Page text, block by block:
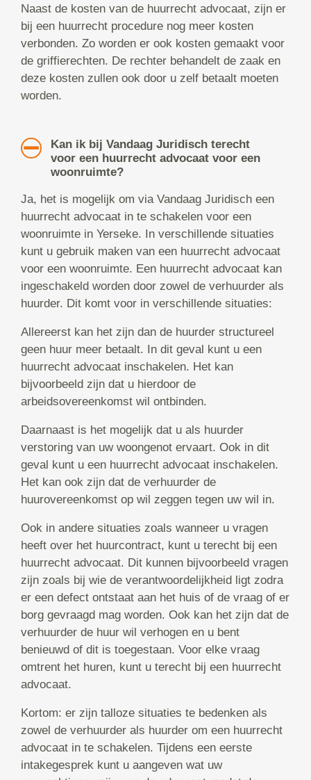
Naast de kosten van de huurrecht advocaat, zijn er
bij een huurrecht procedure nog meer kosten
verbonden. Zo worden er ook kosten gemaakt voor
de griffierechten. De rechter behandelt de zaak en
deze kosten zullen ook door u zelf betaalt moeten
worden.
Kan ik bij Vandaag Juridisch terecht
voor een huurrecht advocaat voor een
woonruimte?
Ja, het is mogelijk om via Vandaag Juridisch een
huurrecht advocaat in te schakelen voor een
woonruimte in Yerseke. In verschillende situaties
kunt u gebruik maken van een huurrecht advocaat
voor een woonruimte. Een huurrecht advocaat kan
ingeschakeld worden door zowel de verhuurder als
huurder. Dit komt voor in verschillende situaties:
Allereerst kan het zijn dan de huurder structureel
geen huur meer betaalt. In dit geval kunt u een
huurrecht advocaat inschakelen. Het kan
bijvoorbeeld zijn dat u hierdoor de
arbeidsovereenkomst wil ontbinden.
Daarnaast is het mogelijk dat u als huurder
verstoring van uw woongenot ervaart. Ook in dit
geval kunt u een huurrecht advocaat inschakelen.
Het kan ook zijn dat de verhuurder de
huurovereenkomst op wil zeggen tegen uw wil in.
Ook in andere situaties zoals wanneer u vragen
heeft over het huurcontract, kunt u terecht bij een
huurrecht advocaat. Dit kunnen bijvoorbeeld vragen
zijn zoals bij wie de verantwoordelijkheid ligt zodra
er een defect ontstaat aan het huis of de vraag of er
borg gevraagd mag worden. Ook kan het zijn dat de
verhuurder de huur wil verhogen en u bent
benieuwd of dit is toegestaan. Voor elke vraag
omtrent het huren, kunt u terecht bij een huurrecht
advocaat.
Kortom: er zijn talloze situaties te bedenken als
zowel de verhuurder als huurder om een huurrecht
advocaat in te schakelen. Tijdens een eerste
intakegesprek kunt u aangeven wat uw